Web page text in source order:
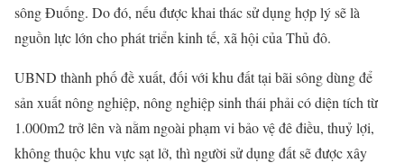
sông Đuống. Do đó, nếu được khai thác sử dụng hợp lý sẽ là
nguồn lực lớn cho phát triển kinh tế, xã hội của Thủ đô.
UBND thành phố đề xuất, đối với khu đất tại bãi sông dùng để
sản xuất nông nghiệp, nông nghiệp sinh thái phải có diện tích từ
1.000m2 trở lên và nằm ngoài phạm vi bảo vệ đê điều, thuỷ lợi,
không thuộc khu vực sạt lở, thì người sử dụng đất sẽ được xây